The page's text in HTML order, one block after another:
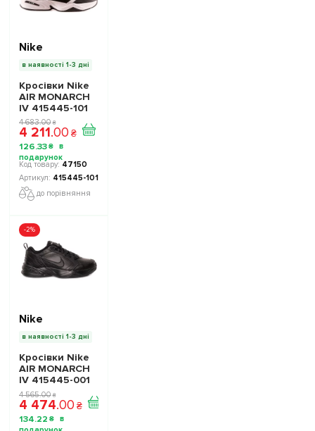
Nike
в наявності 1-3 дні
Кросівки Nike
AIR MONARCH
IV 415445-101
колір:
мультиколор -
Офіційна
Продукція
4 683.00 ₴
4 211.00 ₴
126.33 ₴
47150
415445-101
до порівняння
-2%
Nike
в наявності 1-3 дні
Кросівки Nike
AIR MONARCH
IV 415445-001
колір: чорний -
Офіційна
Продукція
4 565.00 ₴
4 474.00 ₴
134.22 ₴